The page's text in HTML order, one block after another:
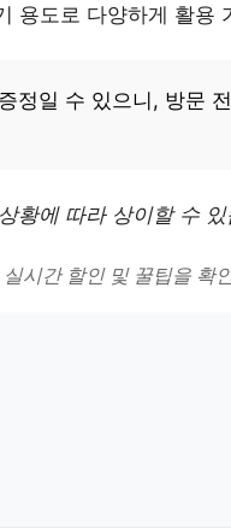
용도로 다양하게 활용
정일 수 있으니, 방문
황에 따라 상이할 수 있
시간 할인 및 꿀팁을 확